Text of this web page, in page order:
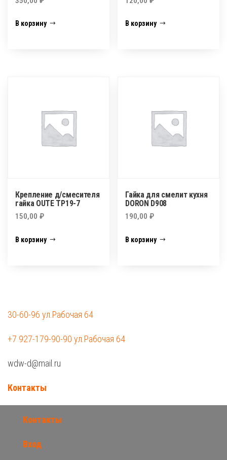
В корзину В корзину
Крепление д/смесителя
гайка OUTE ТР19-7
150,00 ₽
В корзину
Гайка для смелит кухня
DORON D908
190,00₽
В корзину
30-60-96 ул.Рабочая 64
+7 927-179-90-90 ул.Рабочая 64
wdw-d@mail.ru
Контакты
Контакты
Вход